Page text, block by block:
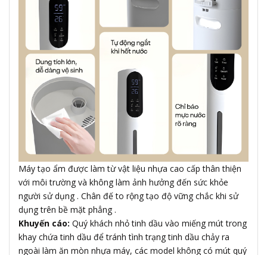
Máy tạo ẩm được làm từ vật liệu nhựa cao cấp thân thiện
với môi trường và không làm ảnh hưởng đến sức khỏe
người sử dụng . Chân đế to rộng tạo độ vững chắc khi sử
dụng trên bề mặt phẳng .
Khuyến cáo: Quý khách nhỏ tinh dầu vào miếng mút trong
khay chứa tinh dầu để tránh tình trạng tinh dầu chảy ra
ngoài làm ăn mòn nhựa máy, các model không có mút quý